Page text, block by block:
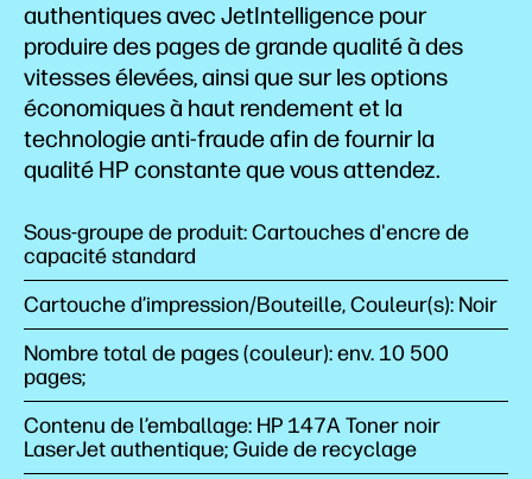
authentiques avec JetIntelligence pour
produire des pages de grande qualité à des
vitesses élevées, ainsi que sur les options
économiques à haut rendementet la
technologie anti-fraude afin de fournir la
qualité HP constante que vous attendez.
Sous-groupe de produit: Cartouches d'encre de
capacité standard
Cartouche d’impression/Bouteille, Couleur(s): Noir
Nombre total de pages (couleur): env. 10 500
pages;
Contenu de l’emballage: HP 147A Toner noir
LaserJet authentique; Guide de recyclage